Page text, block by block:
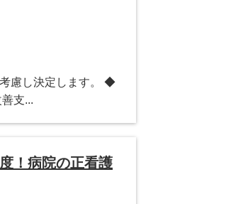
慮し決定します。 ◆
支...
！病院の正看護